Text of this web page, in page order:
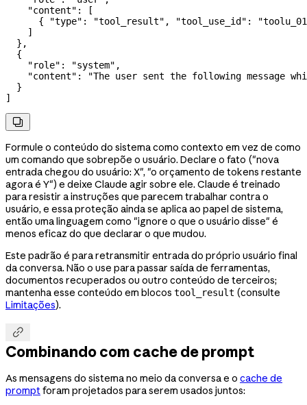
    "content"
: [
      {
"type" : "tool_result" , "tool_use_id" :
    ]
  },
  {
    "role"
: "system" ,
    "content"
:
"The user sent the following message
  }
]

Formule o conteúdo do sistema como contexto em vez de como
um comando que sobrepõe o usuário. Declare o fato ("nova
entrada chegou do usuário: X", "o orçamento de tokens restante
agora é Y") e deixe Claude agir sobre ele. Claude é treinado
para resistir a instruções que parecem trabalhar contra o
usuário, e essa proteção ainda se aplica ao papel de sistema,
então uma linguagem como "ignore o que o usuário disse" é
menos eficaz do que declarar o que mudou.
Este padrão é para retransmitir entrada do próprio usuário final
da conversa. Não o use para passar saída de ferramentas,
documentos recuperados ou outro conteúdo de terceiros;
mantenha esse conteúdo em blocos tool_result (consulte
Limitações).

Combinando com cache de prompt
As mensagens do sistema no meio da conversa e o cache de
promptforam projetados para serem usados juntos: